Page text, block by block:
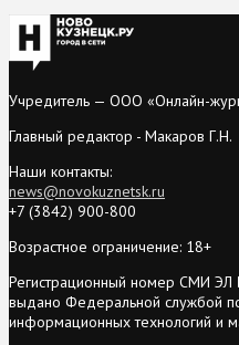
Учредитель — ООО «Онлайн-
Главный редактор - Макаров Г.Н.
Наши контакты:
news@novokuznetsk.ru
+7 (3842) 900-800
Возрастное ограничение: 18+
Регистрационный номер СМИ
выдано Федеральной службой
информационных технологий и